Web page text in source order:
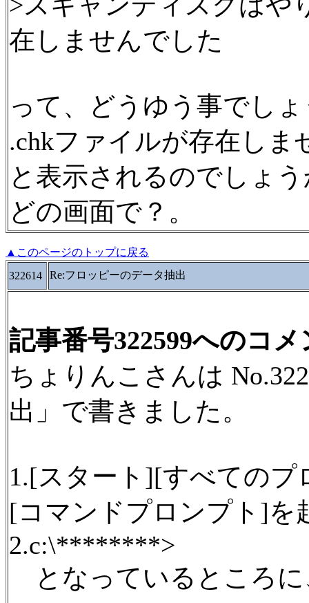
在しませんでした
って、どうゆう事でし
.chkファイルが存在しま
と表示されるのでしょ
どの画面で？。
▲このページのトップに戻る
322614
Re:フロッピーのデータ抽出
記事番号322599へのコメ
ちょりんこさんは
出」で書きました。
1.[スタート][すべての
[コマンドプロンプト]を
2.c:\********>
となっているところに